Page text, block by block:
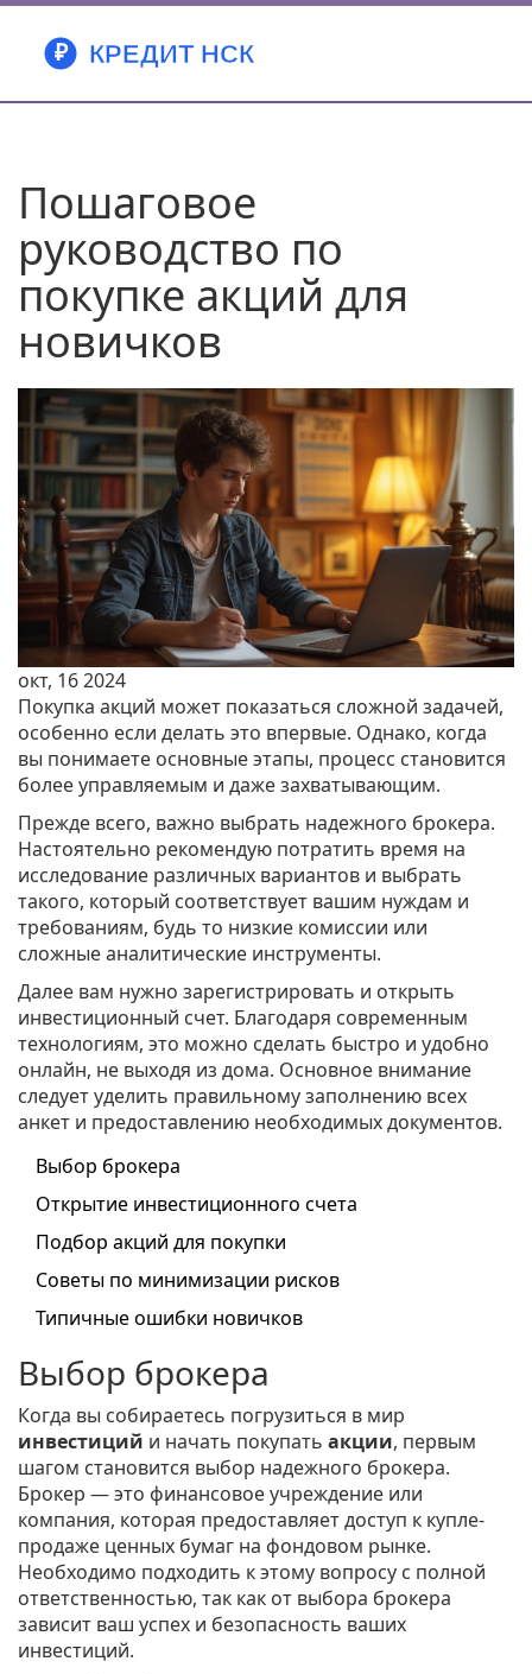
Пошаговое
руководство по
покупке акций для
новичков
окт, 16 2024
Покупка акций может показаться сложной задачей,
особенно если делать это впервые. Однако, когда
вы понимаете основные этапы, процесс становится
более управляемым и даже захватывающим.
Прежде всего, важно выбрать надежного брокера.
Настоятельно рекомендую потратить время на
исследование различных вариантов и выбрать
такого, который соответствует вашим нуждам и
требованиям, будь то низкие комиссии или
сложные аналитические инструменты.
Далее вам нужно зарегистрировать и открыть
инвестиционный счет. Благодаря современным
технологиям, это можно сделать быстро и удобно
онлайн, не выходя из дома. Основное внимание
следует уделить правильному заполнению всех
анкет и предоставлению необходимых документов.
Выбор брокера
Открытие инвестиционного счета
Подбор акций для покупки
Советы по минимизации рисков
Типичные ошибки новичков
Выбор брокера
Когда вы собираетесь погрузиться в мир
инвестиций и начать покупать акции, первым
шагом становится выбор надежного брокера.
Брокер — это финансовое учреждение или
компания, которая предоставляет доступ к купле-
продаже ценных бумаг на фондовом рынке.
Необходимо подходить к этому вопросу с полной
ответственностью, так как от выбора брокера
зависит ваш успех и безопасность ваших
инвестиций.